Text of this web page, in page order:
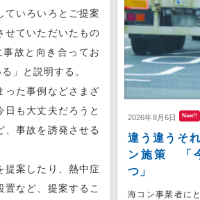
いろいろとご提案
せていただいたもの
故と向き合ってお
」と説明する。
った事例などさまざ
も大丈夫だろうと
、事故を誘発させる
案したり、熱中症
など、提案するこ
2026年8月6日 New!!
違う違うそ
ン施策 「
つ」
海コン事業者に